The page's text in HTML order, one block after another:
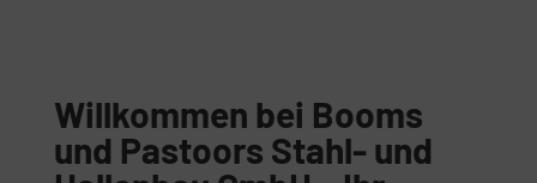
Willkommen bei Booms
und Pastoors Stahl- und